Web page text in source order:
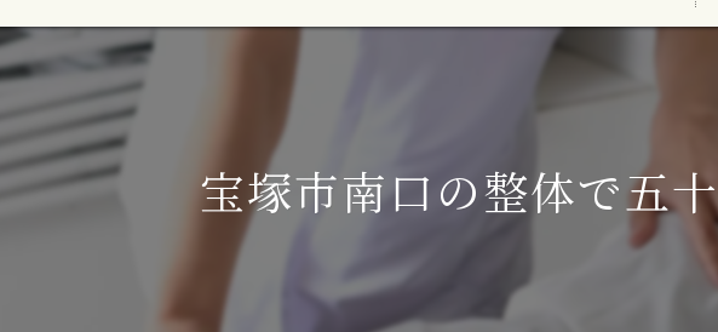
股関節痛
腰部脊柱管狭窄症
腰のヘルニア（椎間板ヘルニア）
宝塚市南口の整体で五